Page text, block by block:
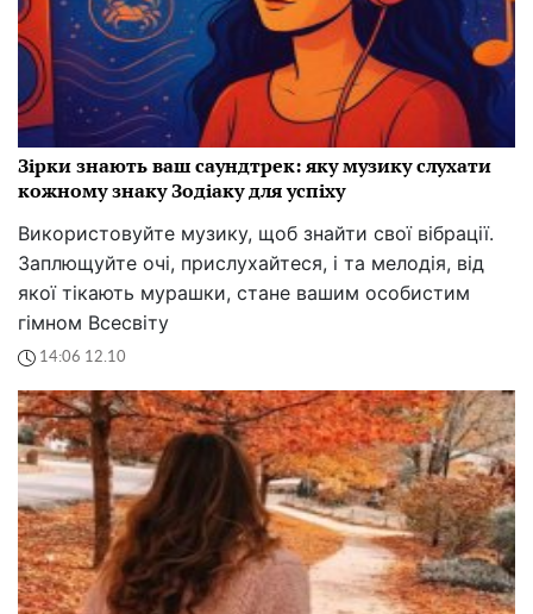
Зірки знають ваш саундтрек: яку музику слухати
кожному знаку Зодіаку для успіху
Використовуйте музику, щоб знайти свої вібрації.
Заплющуйте очі, прислухайтеся, і та мелодія, від
якої тікають мурашки, стане вашим особистим
гімном Всесвіту
14:06 12.10